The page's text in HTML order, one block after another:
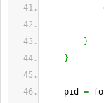
}
}
pid =